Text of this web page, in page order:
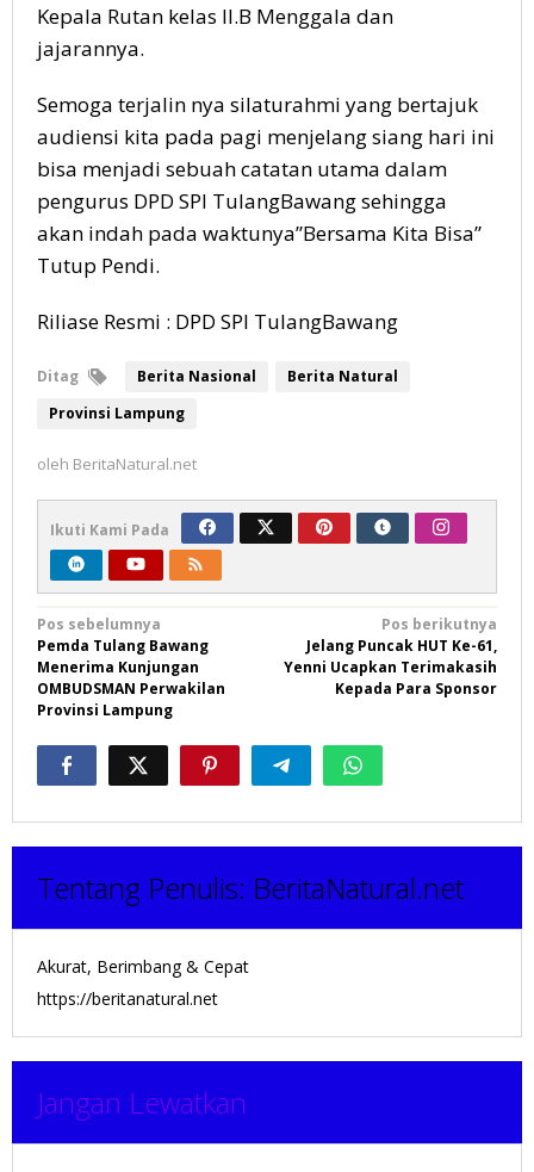
Kepala Rutan kelas II.B Menggala dan
jajarannya.
Semoga terjalin nya silaturahmi yang bertajuk
audiensi kita pada pagi menjelang siang hari ini
bisa menjadi sebuah catatan utama dalam
pengurus DPD SPI TulangBawang sehingga
akan indah pada waktunya”Bersama Kita Bisa”
Tutup Pendi.
Riliase Resmi : DPD SPI TulangBawang
Ditag Berita Nasional
Berita Natural
Provinsi Lampung
oleh BeritaNatural.net
Ikuti Kami Pada
Navigasi
pos
Pos sebelumnya
Pemda Tulang Bawang
Menerima Kunjungan
OMBUDSMAN Perwakilan
Provinsi Lampung
Pos berikutnya
Jelang Puncak HUT Ke-61,
Yenni Ucapkan Terimakasih
Kepada Para Sponsor
Tentang Penulis: BeritaNatural.net
Akurat, Berimbang & Cepat
https://beritanatural.net
Jangan Lewatkan